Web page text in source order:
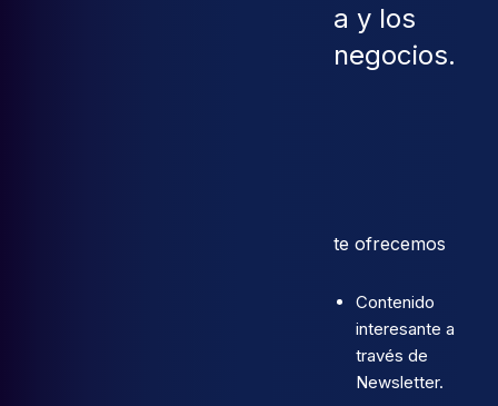
a y los
negocios.
te ofrecemos
Contenido
interesante a
través de
Newsletter.